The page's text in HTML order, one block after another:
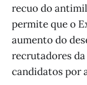
recuo do
permite que o
aumento do
recrutadores
candidatos por